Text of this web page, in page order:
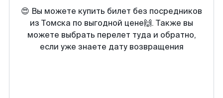
😍 Вы можете купить билет без посредников
из Томска по выгодной цене🙌. Также вы
можете выбрать перелет туда и обратно,
если уже знаете дату возвращения